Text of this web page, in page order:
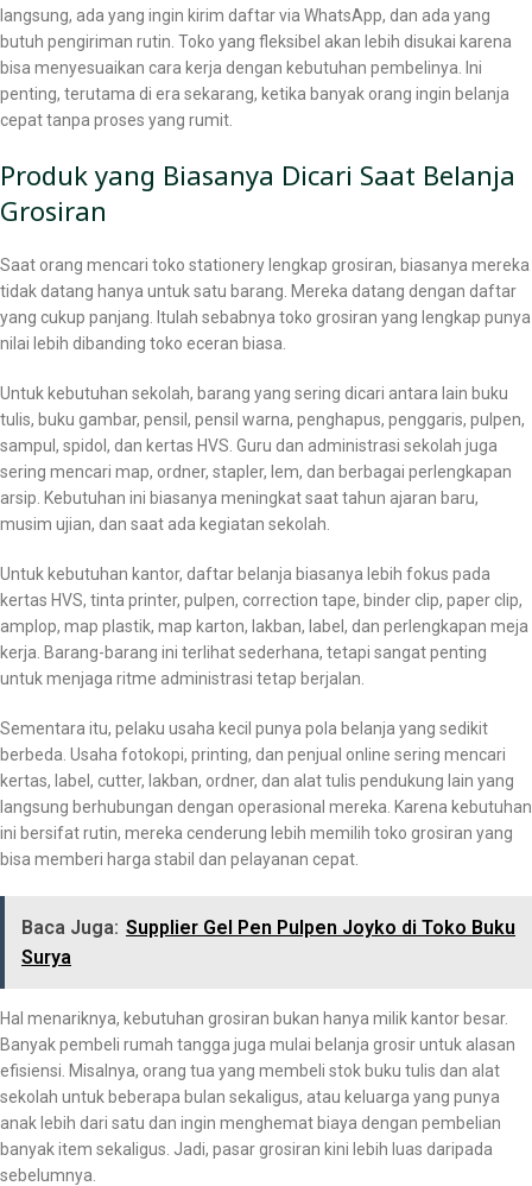
langsung, ada yang ingin kirim daftar via WhatsApp, dan ada yang
butuh pengiriman rutin. Toko yang fleksibel akan lebih disukai karena
bisa menyesuaikan cara kerja dengan kebutuhan pembelinya. Ini
penting, terutama di era sekarang, ketika banyak orang ingin belanja
cepat tanpa proses yang rumit.
Produk yang Biasanya Dicari Saat Belanja
Grosiran
Saat orang mencari toko stationery lengkap grosiran, biasanya mereka
tidak datang hanya untuk satu barang. Mereka datang dengan daftar
yang cukup panjang. Itulah sebabnya toko grosiran yang lengkap punya
nilai lebih dibanding toko eceran biasa.
Untuk kebutuhan sekolah, barang yang sering dicari antara lain buku
tulis, buku gambar, pensil, pensil warna, penghapus, penggaris, pulpen,
sampul, spidol, dan kertas HVS. Guru dan administrasi sekolah juga
sering mencari map, ordner, stapler, lem, dan berbagai perlengkapan
arsip. Kebutuhan ini biasanya meningkat saat tahun ajaran baru,
musim ujian, dan saat ada kegiatan sekolah.
Untuk kebutuhan kantor, daftar belanja biasanya lebih fokus pada
kertas HVS, tinta printer, pulpen, correction tape, binder clip, paper clip,
amplop, map plastik, map karton, lakban, label, dan perlengkapan meja
kerja. Barang-barang ini terlihat sederhana, tetapi sangat penting
untuk menjaga ritme administrasi tetap berjalan.
Sementara itu, pelaku usaha kecil punya pola belanja yang sedikit
berbeda. Usaha fotokopi, printing, dan penjual online sering mencari
kertas, label, cutter, lakban, ordner, dan alat tulis pendukung lain yang
langsung berhubungan dengan operasional mereka. Karena kebutuhan
ini bersifat rutin, mereka cenderung lebih memilih toko grosiran yang
bisa memberi harga stabil dan pelayanan cepat.
Baca Juga: Supplier Gel Pen Pulpen Joyko di Toko Buku
Surya
Hal menariknya, kebutuhan grosiran bukan hanya milik kantor besar.
Banyak pembeli rumah tangga juga mulai belanja grosir untuk alasan
efisiensi. Misalnya, orang tua yang membeli stok buku tulis dan alat
sekolah untuk beberapa bulan sekaligus, atau keluarga yang punya
anak lebih dari satu dan ingin menghemat biaya dengan pembelian
banyak item sekaligus. Jadi, pasar grosiran kini lebih luas daripada
sebelumnya.